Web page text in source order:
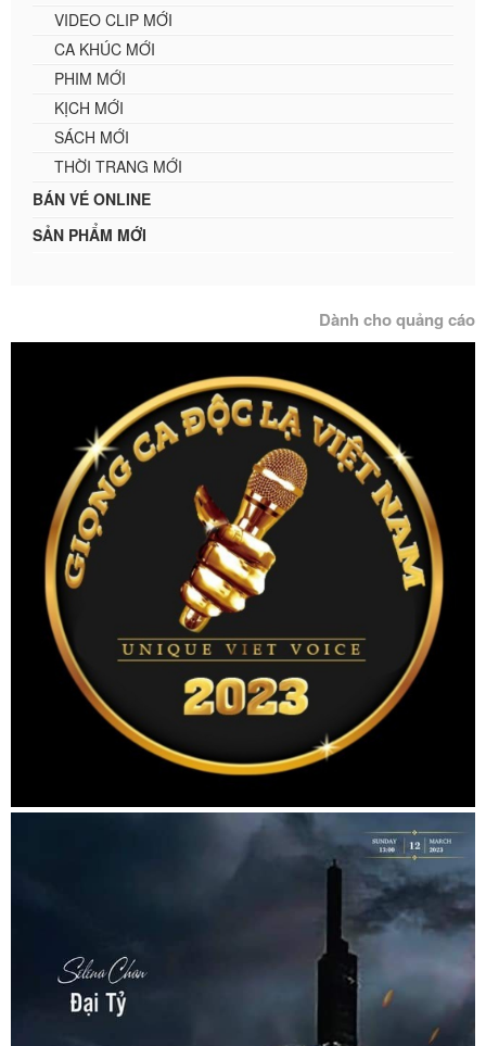
VIDEO CLIP MỚI
CA KHÚC MỚI
PHIM MỚI
KỊCH MỚI
SÁCH MỚI
THỜI TRANG MỚI
BÁN VÉ ONLINE
SẢN PHẨM MỚI
Dành cho quảng cáo